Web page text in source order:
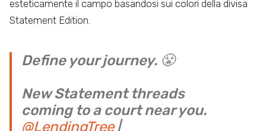
esteticamente il campo basandosi sui colori della divisa
Statement Edition.
Define your journey. 😤
New Statement threads
coming to a court near you.
@LendingTree|